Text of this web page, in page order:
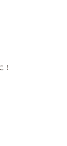
！